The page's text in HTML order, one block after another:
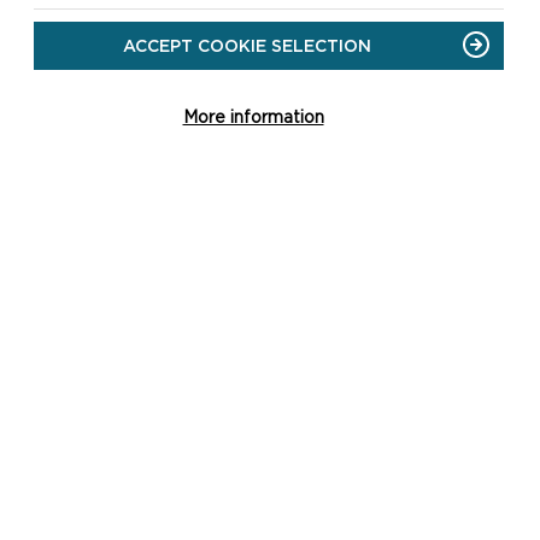
ACCEPT COOKIE SELECTION
More information